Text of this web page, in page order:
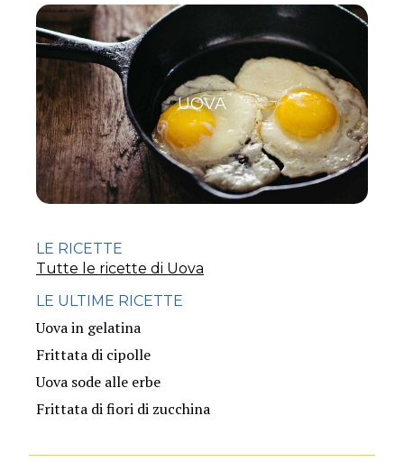
UOVA
LE RICETTE
Tutte le ricette di Uova
LE ULTIME RICETTE
Uova in gelatina
Frittata di cipolle
Uova sode alle erbe
Frittata di fiori di zucchina